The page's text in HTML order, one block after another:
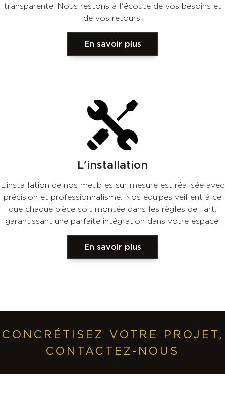
transparente. Nous restons à l'écoute de vos besoins et
de vos retours.
En savoir plus
L'installation
L’installation de nos meubles sur mesure est réalisée avec
précision et professionnalisme. Nos équipes veillent à ce
que chaque pièce soit montée dans les règles de l’art,
garantissant une parfaite intégration dans votre espace.
En savoir plus
CONCRÉTISEZ VOTRE PROJET,
CONTACTEZ-NOUS